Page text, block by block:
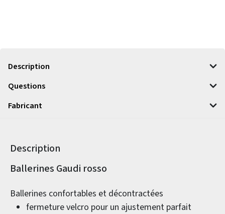
Description
Questions
Fabricant
Description
Informations sur le produit
Ballerines Gaudi rosso
Ballerines confortables et décontractées
fermeture velcro pour un ajustement parfait